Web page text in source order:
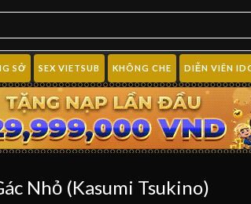
SỞ SEX VIETSUB KHÔNG CHE DIỄN VIÊN
Nhỏ (Kasumi Tsukino)